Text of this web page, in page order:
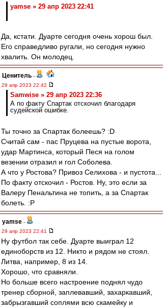
yamse » 29 апр 2023 22:41
Да, кстати. Дуарте сегодня очень хорош был.
Его справедливо ругали, но сегодня нужно
хвалить. Он молодец.
Ценитель -
29 апр 2023 22:42
Samwise » 29 апр 2023 22:36
А по факту Спартак отскочил благодаря
судейской ошибке.
Ты точно за Спартак болеешь? :D
Считай сам - пас Пруцева на пустые ворота,
удар Мартинса, который Песя на голом
везении отразил и гол Соболева.
А что у Ростова? Привоз Селихова - и пустота...
По факту отскочил - Ростов. Ну, это если за
Валеру Пенальтина не топить, а за Спартак
болеть. :P
yamse -
29 апр 2023 22:41
Ну футбол так себе. Дуарте выиграл 12
единоборств из 12. Никто и рядом не стоял.
Литва, например, 8 из 14.
Хорошо, что сравняли.
Но больше всего настроение поднял чудо
тренер сборной, заплевавший, захаркавший,
забрызгавший соплями всю скамейку и